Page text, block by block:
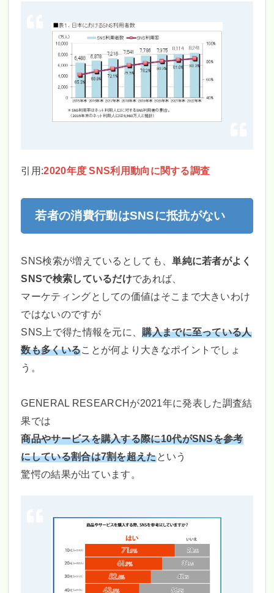
引用:2020年度 SNS利用動向に関する調査
若者の消費行動はSNSに抵抗がない
SNS検索が増えているとしても、単純に若者がよく
SNSで検索しているだけであれば、
マーケティングとしての価値はそこまで大きいわけ
ではないのですが
SNS上で得た情報を元に、購入までに至っている人
数も多くいることが何より大きなポイントでしょ
う。
GENERAL RESEARCHが2021年に発表した調査結
果では
商品やサービスを購入する際に10代がSNSを参考
にしている割合は7割を超えたという
驚愕の結果が出ています。